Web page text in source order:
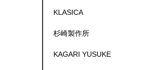
KLASICA
杉崎製作所
KAGARI YUSUKE